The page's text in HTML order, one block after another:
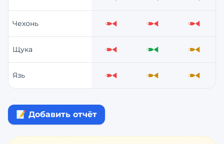
Слабо Слабо Слабо
Чехонь Слабо Слабо Слабо
Щука Слабо Отлично Средне
Язь Слабо Средне Средне
📝 Добавить отчёт